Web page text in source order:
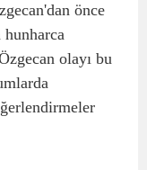
önce
hunharca
olayı bu